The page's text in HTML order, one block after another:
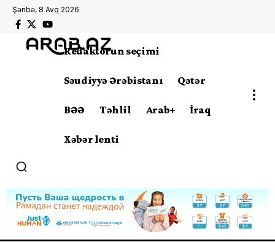
Şənbə, 8 Avq 2026
Redaktorun seçimi
Səudiyyə Ərəbistanı Qətər
BƏƏ Təhlil Arab+ İraq
Xəbər lenti